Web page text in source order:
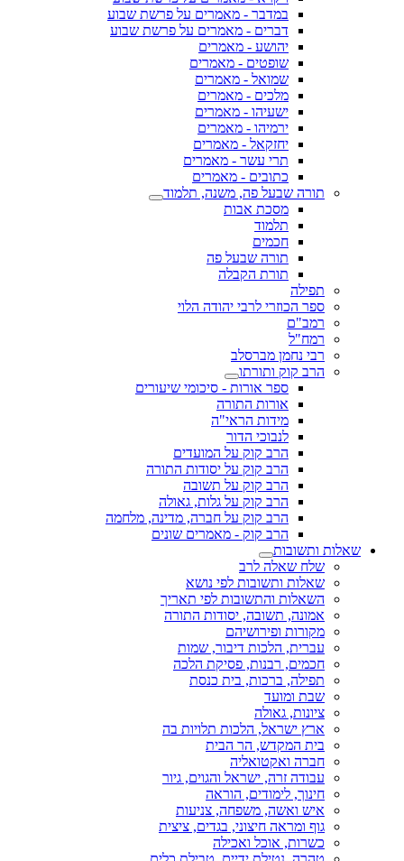
במדבר - מאמרים על פרשת שבוע
דברים - מאמרים על פרשת שבוע
יהושע - מאמרים
שופטים - מאמרים
שמואל - מאמרים
מלכים - מאמרים
ישעיהו - מאמרים
ירמיהו - מאמרים
יחזקאל - מאמרים
תרי עשר - מאמרים
כתובים - מאמרים
תורה שבעל פה, משנה, תלמוד
מסכת אבות
תלמוד
חכמים
תורה שבעל פה
תורת הקבלה
תפילה
ספר הכוזרי לרבי יהודה הלוי
רמב"ם
רמח"ל
רבי נחמן מברסלב
הרב קוק ותורתו
ספר אורות - סיכומי שיעורים
אורות התורה
מידות הראי"ה
לנבוכי הדור
הרב קוק על המועדים
הרב קוק על יסודות התורה
הרב קוק על תשובה
הרב קוק על גלות, גאולה
הרב קוק על חברה, מדינה, מלחמה
הרב קוק - מאמרים שונים
שאלות ותשובות
שלח שאלה לרב
שאלות ותשובות לפי נושא
השאלות והתשובות לפי תאריך
אמונה, תשובה, יסודות התורה
מקורות ופירושיהם
עברית, הלכות דיבור, שמות
חכמים, רבנות, פסיקת הלכה
תפילה, ברכות, בית כנסת
שבת ומועד
ציונות, גאולה
ארץ ישראל, הלכות תלויות בה
בית המקדש, הר הבית
חברה ואקטואליה
עבודה זרה, ישראל והגוים, גיור
חינוך, לימודים, הוראה
איש ואשה, משפחה, צניעות
גוף ומראה חיצוני, בגדים, ציצית
כשרות, אוכל ואכילה